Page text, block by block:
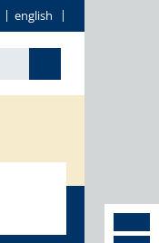
english